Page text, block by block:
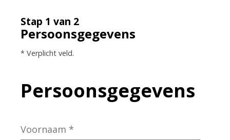
Stap 1 van 2
Persoonsgegevens
* Verplicht veld.
Persoonsgegevens
Voornaam *